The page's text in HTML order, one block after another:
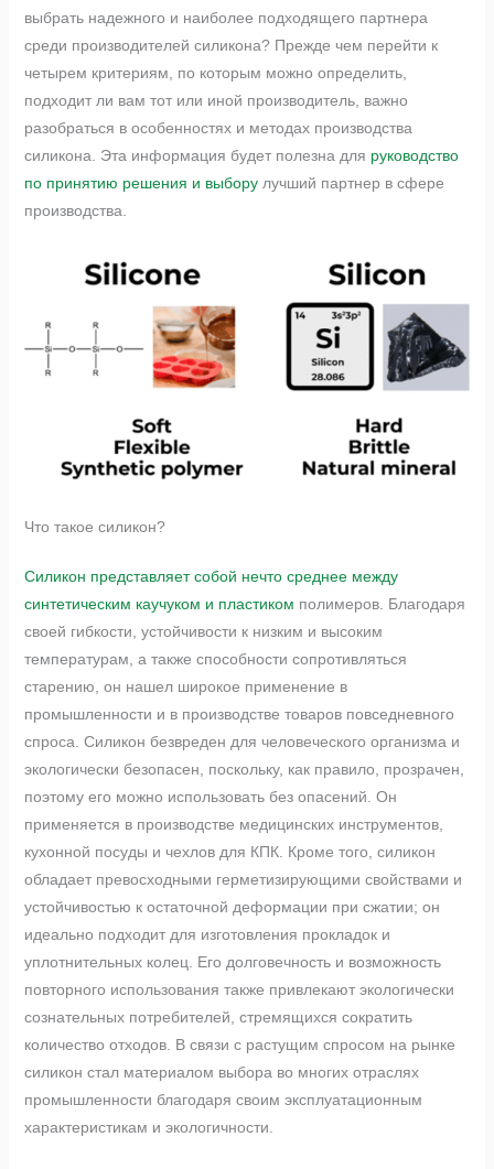
выбрать надежного и наиболее подходящего партнера
среди производителей силикона? Прежде чем перейти к
четырем критериям, по которым можно определить,
подходит ли вам тот или иной производитель, важно
разобраться в особенностях и методах производства
силикона. Эта информация будет полезна для руководство
по принятию решения и выборулучший партнер в сфере
производства.
Что такое силикон?
Силикон представляет собой нечто среднее между
синтетическим каучуком и пластиком полимеров. Благодаря
своей гибкости, устойчивости к низким и высоким
температурам, а также способности сопротивляться
старению, он нашел широкое применение в
промышленности и в производстве товаров повседневного
спроса. Силикон безвреден для человеческого организма и
экологически безопасен, поскольку, как правило, прозрачен,
поэтому его можно использовать без опасений. Он
применяется в производстве медицинских инструментов,
кухонной посуды и чехлов для КПК. Кроме того, силикон
обладает превосходными герметизирующими свойствами и
устойчивостью к остаточной деформации при сжатии; он
идеально подходит для изготовления прокладок и
уплотнительных колец. Его долговечность и возможность
повторного использования также привлекают экологически
сознательных потребителей, стремящихся сократить
количество отходов. В связи с растущим спросом на рынке
силикон стал материалом выбора во многих отраслях
промышленности благодаря своим эксплуатационным
характеристикам и экологичности.